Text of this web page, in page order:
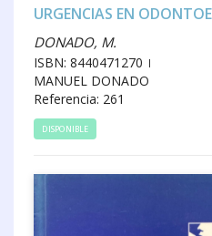
URGENCIAS EN
DONADO, M.
ISBN: 8440471270
MANUEL DONADO
Referencia: 261
DISPONIBLE